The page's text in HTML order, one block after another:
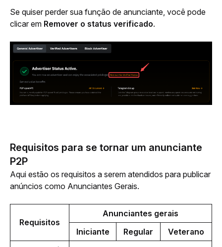
Se quiser perder sua função de anunciante, você pode
clicar em Remover o status verificado.
Requisitos para se tornar um anunciante
P2P
Aqui estão os requisitos a serem atendidos para publicar
anúncios como Anunciantes Gerais.
Requisitos
Anunciantes gerais
Iniciante
Regular
Veterano